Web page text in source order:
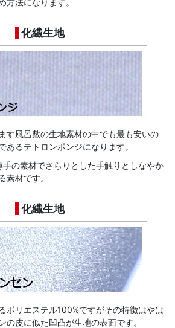
化繊生地
す風呂敷の生地素材の中でも最も安いの
あるテトロンポンジになります。
の素材でさらりとした手触りとしなやか
素材です。
化繊生地
ポリエステル100%ですがその特徴はやは
の皮に似た凹凸が生地の表面です。